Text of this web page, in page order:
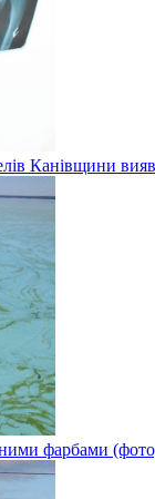
Канівщини
фарбами